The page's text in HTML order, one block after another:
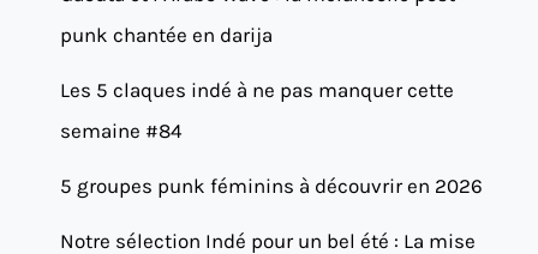
punk chantée en darija
Les 5 claques indé à ne pas manquer cette
semaine #84
5 groupes punk féminins à découvrir en 2026
Notre sélection Indé pour un bel été : La mise